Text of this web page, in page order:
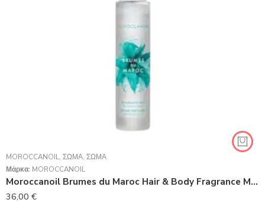
MOROCCANOIL, ΣΏΜΑ, ΣΏΜΑ
Μάρκα: MOROCCANOIL
Moroccanoil Brumes du Maroc Hair & Body Fragrance Mist 100ml
36,00 €